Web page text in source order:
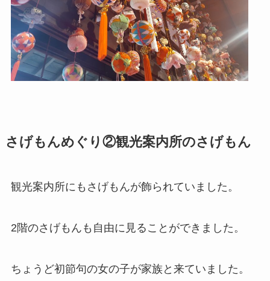
さげもんめぐり②観光案内所のさげもん
観光案内所にもさげもんが飾られていました。
2階のさげもんも自由に見ることができました。
ちょうど初節句の女の子が家族と来ていました。